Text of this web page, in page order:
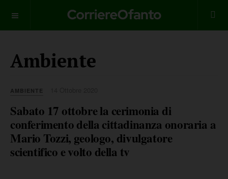
Ambiente
AMBIENTE
Sabato 17 ottobre la cerimonia di
conferimento della cittadinanza onoraria a
Mario Tozzi, geologo, divulgatore
scientifico e volto della tv